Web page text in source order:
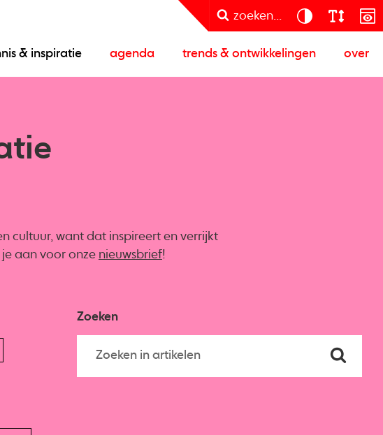
zoeken...
& inspiratie agenda trends & ontwikkelingen over
cultuur, want dat inspireert en verrijkt
aan voor onze nieuwsbrief!
Zoeken